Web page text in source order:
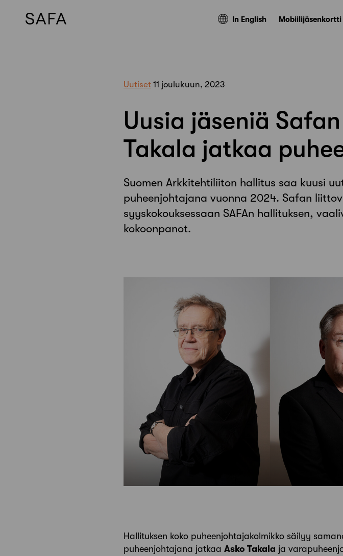
In English Mobiilijäsenkortti
Uutiset 11 joulukuun, 2023
Uusia jäseniä
Takala jatkaa
Suomen Arkkitehtiliiton hallitus saa kuusi
puheenjohtajana vuonna 2024. Safan
syyskokouksessaan SAFAn hallituksen,
kokoonpanot.
Hallituksen koko puheenjohtajakolmikko säilyy
puheenjohtajana jatkaa Asko Takala ja